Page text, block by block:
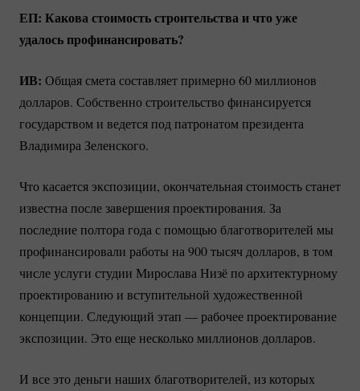
ЕП: Какова стоимость строительства и что уже
удалось профинансировать?
ИВ: Общая смета составляет примерно 60 миллионов
долларов. Собственно строительство финансируется
государством и ведется под патронатом президента
Владимира Зеленского.
Что касается экспозиции, окончательная стоимость станет
известна после завершения проектирования. За
последние полтора года с помощью благотворителей мы
профинансировали работы на 900 тысяч долларов, в том
числе услуги студии Мирослава Низё по архитектурному
проектированию и вступительной художественной
концепции. Следующий этап — рабочее проектирование
экспозиции. Это еще несколько миллионов долларов.
И все это деньги наших благотворителей, из которых